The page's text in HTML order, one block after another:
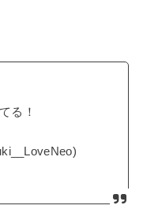
る！